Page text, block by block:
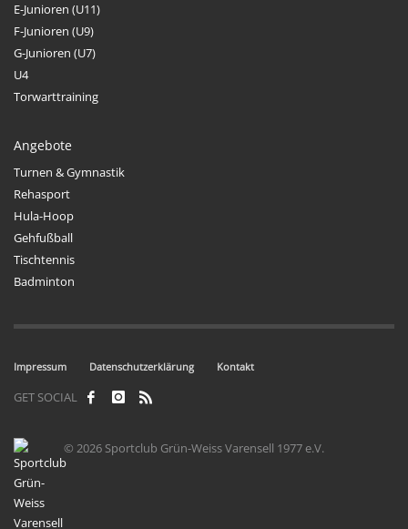
E-Junioren (U11)
F-Junioren (U9)
G-Junioren (U7)
U4
Torwarttraining
Angebote
Turnen & Gymnastik
Rehasport
Hula-Hoop
Gehfußball
Tischtennis
Badminton
Impressum Datenschutzerklärung Kontakt
GET SOCIAL
© 2026 Sportclub Grün-Weiss Varensell 1977 e.V.